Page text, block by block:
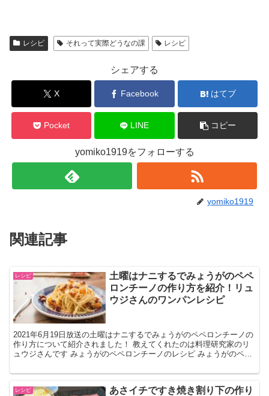
レシピ それって実際どうなの課 レシピ
シェアする
X Facebook はてブ
Pocket LINE コピー
yomiko1919をフォローする
yomiko1919
関連記事
レシピ
土曜はナニするでみょうがのペペ
ロンチーノの作り方を紹介！リュ
ウジさんのワンパンレシピ
2021年6月19日放送の土曜はナニするでみょうがのペペロンチーノの
作り方について紹介されました！ 教えてくれたのは料理研究家のリ
ュウジさんです みょうがのペペロンチーノのレシピ みょうがのペペ
レシピ
あさイチですき焼き割り下の作り